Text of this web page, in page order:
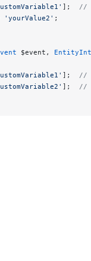
]; //
'yourValue2' ;
$event,
]; //
]; //